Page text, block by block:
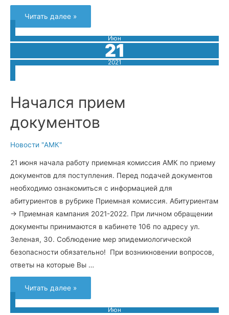
Читать далее »
Июн
21
2021
Начался прием
документов
Новости "АМК"
21 июня начала работу приемная комиссия АМК по приему
документов для поступления. Перед подачей документов
необходимо ознакомиться с информацией для
абитуриентов в рубрике Приемная комиссия. Абитуриентам
→ Приемная кампания 2021-2022. При личном обращении
документы принимаются в кабинете 106 по адресу ул.
Зеленая, 30. Соблюдение мер эпидемиологической
безопасности обязательно! При возникновении вопросов,
ответы на которые Вы …
Читать далее »
Июн